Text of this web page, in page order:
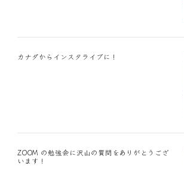
カナダからインスタライブに！
ZOOM の勉強会に沢山の質問をありがとうござ
います！